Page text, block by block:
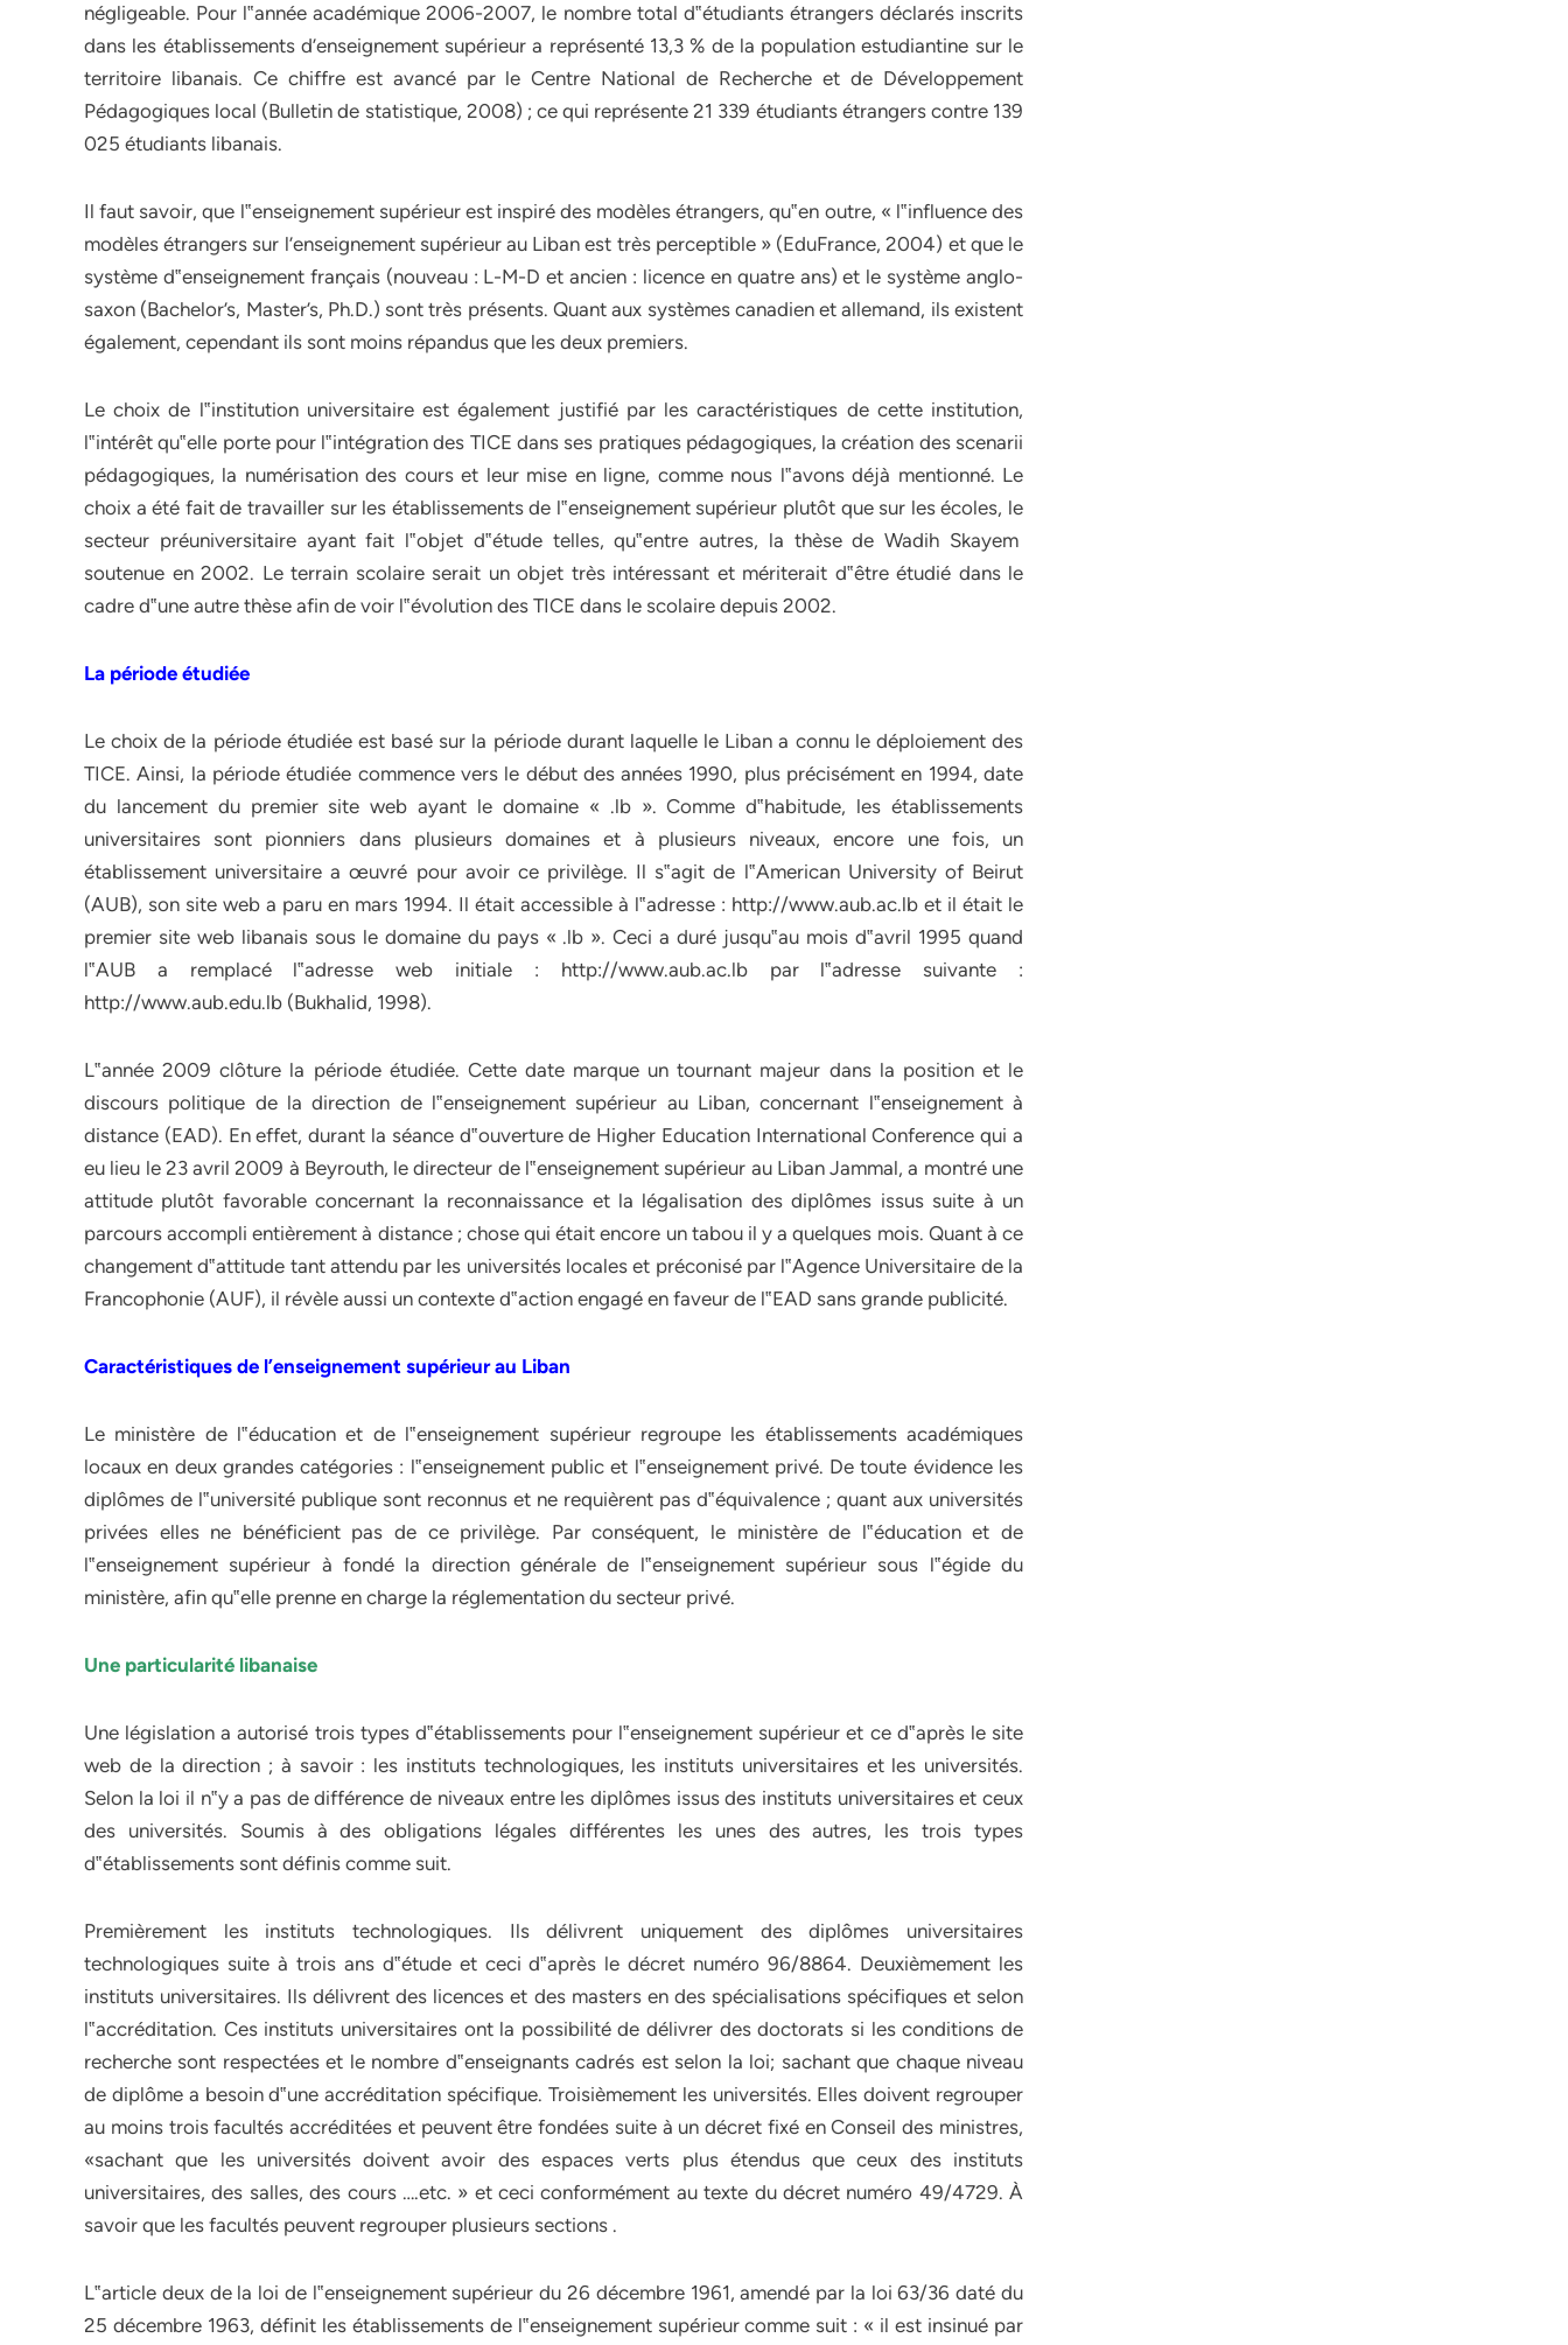
négligeable. Pour l‟année académique 2006-2007, le nombre total d‟étudiants étrangers déclarés inscrits
dans les établissements d’enseignement supérieur a représenté 13,3 % de la population estudiantine sur le
territoire libanais. Ce chiffre est avancé par le Centre National de Recherche et de Développement
Pédagogiques local (Bulletin de statistique, 2008) ; ce qui représente 21 339 étudiants étrangers contre 139
025 étudiants libanais.
Il faut savoir, que l‟enseignement supérieur est inspiré des modèles étrangers, qu‟en outre, « l‟influence des
modèles étrangers sur l’enseignement supérieur au Liban est très perceptible » (EduFrance, 2004) et que le
système d‟enseignement français (nouveau : L-M-D et ancien : licence en quatre ans) et le système anglo-
saxon (Bachelor’s, Master’s, Ph.D.) sont très présents. Quant aux systèmes canadien et allemand, ils existent
également, cependant ils sont moins répandus que les deux premiers.
Le choix de l‟institution universitaire est également justifié par les caractéristiques de cette institution,
l‟intérêt qu‟elle porte pour l‟intégration des TICE dans ses pratiques pédagogiques, la création des scenarii
pédagogiques, la numérisation des cours et leur mise en ligne, comme nous l‟avons déjà mentionné. Le
choix a été fait de travailler sur les établissements de l‟enseignement supérieur plutôt que sur les écoles, le
secteur préuniversitaire ayant fait l‟objet d‟étude telles, qu‟entre autres, la thèse de Wadih Skayem
soutenue en 2002. Le terrain scolaire serait un objet très intéressant et mériterait d‟être étudié dans le
cadre d‟une autre thèse afin de voir l‟évolution des TICE dans le scolaire depuis 2002.
La période étudiée
Le choix de la période étudiée est basé sur la période durant laquelle le Liban a connu le déploiement des
TICE. Ainsi, la période étudiée commence vers le début des années 1990, plus précisément en 1994, date
du lancement du premier site web ayant le domaine « .lb ». Comme d‟habitude, les établissements
universitaires sont pionniers dans plusieurs domaines et à plusieurs niveaux, encore une fois, un
établissement universitaire a œuvré pour avoir ce privilège. Il s‟agit de l‟American University of Beirut
(AUB), son site web a paru en mars 1994. Il était accessible à l‟adresse : http://www.aub.ac.lb et il était le
premier site web libanais sous le domaine du pays « .lb ». Ceci a duré jusqu‟au mois d‟avril 1995 quand
l‟AUB a remplacé l‟adresse web initiale : http://www.aub.ac.lb par l‟adresse suivante :
http://www.aub.edu.lb (Bukhalid, 1998).
L‟année 2009 clôture la période étudiée. Cette date marque un tournant majeur dans la position et le
discours politique de la direction de l‟enseignement supérieur au Liban, concernant l‟enseignement à
distance (EAD). En effet, durant la séance d‟ouverture de Higher Education International Conference qui a
eu lieu le 23 avril 2009 à Beyrouth, le directeur de l‟enseignement supérieur au Liban Jammal, a montré une
attitude plutôt favorable concernant la reconnaissance et la légalisation des diplômes issus suite à un
parcours accompli entièrement à distance ; chose qui était encore un tabou il y a quelques mois. Quant à ce
changement d‟attitude tant attendu par les universités locales et préconisé par l‟Agence Universitaire de la
Francophonie (AUF), il révèle aussi un contexte d‟action engagé en faveur de l‟EAD sans grande publicité.
Caractéristiques de l’enseignement supérieur au Liban
Le ministère de l‟éducation et de l‟enseignement supérieur regroupe les établissements académiques
locaux en deux grandes catégories : l‟enseignement public et l‟enseignement privé. De toute évidence les
diplômes de l‟université publique sont reconnus et ne requièrent pas d‟équivalence ; quant aux universités
privées elles ne bénéficient pas de ce privilège. Par conséquent, le ministère de l‟éducation et de
l‟enseignement supérieur à fondé la direction générale de l‟enseignement supérieur sous l‟égide du
ministère, afin qu‟elle prenne en charge la réglementation du secteur privé.
Une particularité libanaise
Une législation a autorisé trois types d‟établissements pour l‟enseignement supérieur et ce d‟après le site
web de la direction ; à savoir : les instituts technologiques, les instituts universitaires et les universités.
Selon la loi il n‟y a pas de différence de niveaux entre les diplômes issus des instituts universitaires et ceux
des universités. Soumis à des obligations légales différentes les unes des autres, les trois types
d‟établissements sont définis comme suit.
Premièrement les instituts technologiques. Ils délivrent uniquement des diplômes universitaires
technologiques suite à trois ans d‟étude et ceci d‟après le décret numéro 96/8864. Deuxièmement les
instituts universitaires. Ils délivrent des licences et des masters en des spécialisations spécifiques et selon
l‟accréditation. Ces instituts universitaires ont la possibilité de délivrer des doctorats si les conditions de
recherche sont respectées et le nombre d‟enseignants cadrés est selon la loi; sachant que chaque niveau
de diplôme a besoin d‟une accréditation spécifique. Troisièmement les universités. Elles doivent regrouper
au moins trois facultés accréditées et peuvent être fondées suite à un décret fixé en Conseil des ministres,
«sachant que les universités doivent avoir des espaces verts plus étendus que ceux des instituts
universitaires, des salles, des cours ….etc. » et ceci conformément au texte du décret numéro 49/4729. À
savoir que les facultés peuvent regrouper plusieurs sections .
L‟article deux de la loi de l‟enseignement supérieur du 26 décembre 1961, amendé par la loi 63/36 daté du
25 décembre 1963, définit les établissements de l‟enseignement supérieur comme suit : « il est insinué par